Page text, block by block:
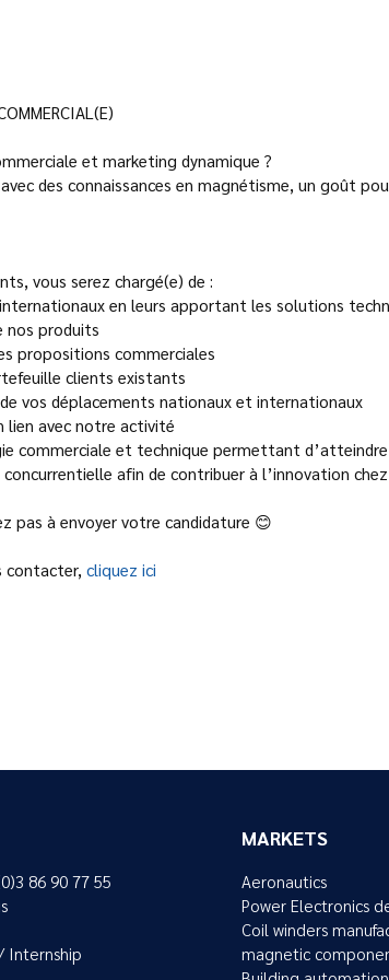
et marketing dynamique ?
des connaissances en magnétisme, un goût
vous serez chargé(e) de :
en leurs apportant les solutions
nos produits
propositions commerciales
clients existants
vos déplacements nationaux et internationaux
lien avec notre activité
commerciale et technique permettant d’atteindre
afin de contribuer à l’innovation
pas à envoyer votre candidature 😊
contacter, cliquez ici
86 90 77 55
Internship
MARKETS
Aeronautics
Power Electronics
Coil winders
magnetic